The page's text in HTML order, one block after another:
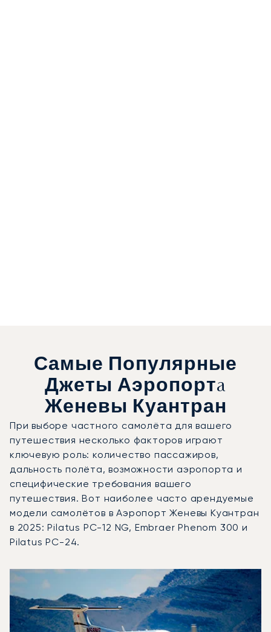
Самые Популярные
Джеты Аэропортa
Женевы Куантран
При выборе частного самолёта для вашего
путешествия несколько факторов играют
ключевую роль: количество пассажиров,
дальность полёта, возможности аэропорта и
специфические требования вашего
путешествия. Вот наиболее часто арендуемые
модели самолётов в Аэропорт Женевы Куантран
в 2025: Pilatus PC-12 NG, Embraer Phenom 300 и
Pilatus PC-24.
Фото воздушного судна
Модель воздушного судна
Скорость (км/ч)
Дальность (км)
Дальность (NM)